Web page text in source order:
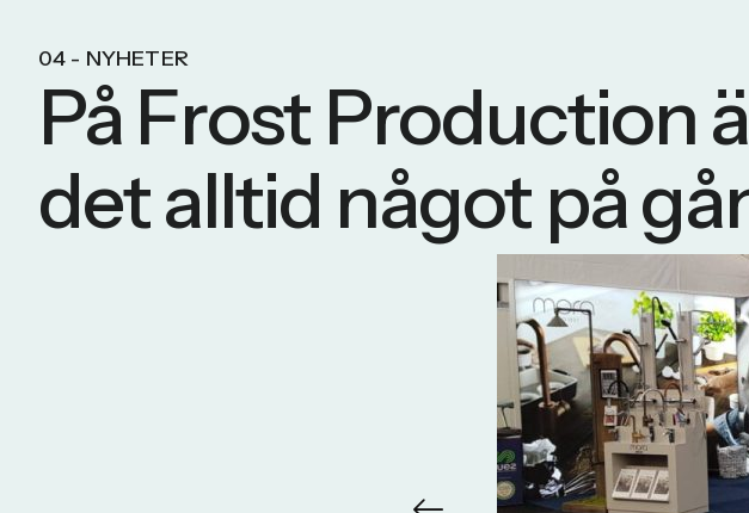
04 - NYHETER
På Frost Production
det alltid något på